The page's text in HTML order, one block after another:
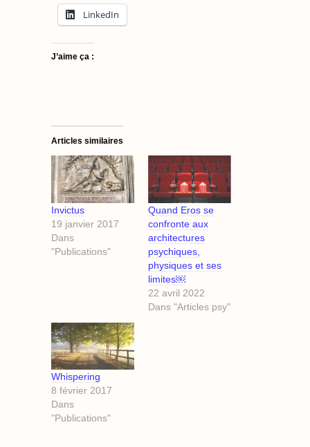
LinkedIn
J’aime ça :
Articles similaires
Invictus
19 janvier 2017
Dans
"Publications"
Quand Eros se
confronte aux
architectures
psychiques,
physiques et ses
limites￼
22 avril 2022
Dans "Articles psy"
Whispering
8 février 2017
Dans
"Publications"